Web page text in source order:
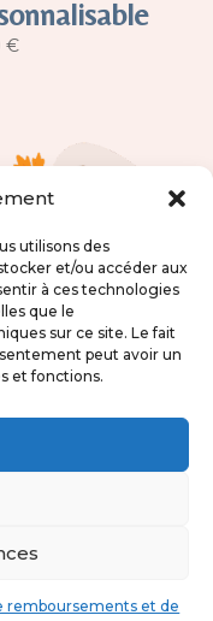
utilisons des
et/ou accéder aux
à ces technologies
que le
sur ce site. Le fait
peut avoir un
et fonctions.
remboursements et de
€
à dos enfant